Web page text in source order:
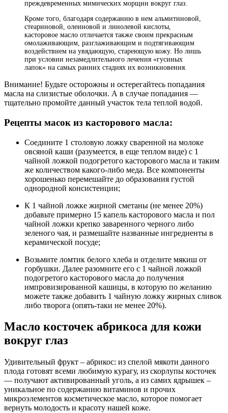
преждевременных мимических морщин вокруг глаз.
Кроме того, благодаря содержанию в нем альмитиновой,
стеариновой, олеиновой и линолевой кислоты,
касторовое масло отличается также своим прекрасным
омолаживающим, разглаживающим и подтягивающим
воздействием на увядающую, стареющую кожу. Но лишь
при условии незамедлительного лечения «гусиных
лапок» на самых ранних стадиях их возникновения.
Внимание! Будьте осторожны и остерегайтесь попадания
масла на слизистые оболочки. А в случае попадания —
тщательно промойте данный участок тела теплой водой.
Рецепты масок из касторового масла:
Соедините 1 столовую ложку сваренной на молоке
овсяной каши (разумеется, в еще теплом виде) с 1
чайной ложкой подогретого касторового масла и таким
же количеством какого-либо меда. Все компоненты
хорошенько перемешайте до образования густой
однородной консистенции;
К 1 чайной ложке жирной сметаны (не менее 20%)
добавьте примерно 15 капель касторового масла и пол
чайной ложки крепко заваренного черного либо
зеленого чая, и размешайте названные ингредиенты в
керамической посуде;
Возьмите ломтик белого хлеба и отделите мякиш от
горбушки. Далее разомните его с 1 чайной ложкой
подогретого касторового масла до получения
импровизированной кашицы, в которую по желанию
можете также добавить 1 чайную ложку жирных сливок
либо творога (опять-таки не менее 20%).
Масло косточек абрикоса для кожи
вокруг глаз
Удивительный фрукт – абрикос: из спелой мякоти данного
плода готовят всеми любимую курагу, из скорлупы косточек
— получают активированный уголь, а из самих ядрышек –
уникальное по содержанию витаминов и прочих
микроэлементов косметическое масло, которое помогает
вернуть молодость и красоту нашей коже.